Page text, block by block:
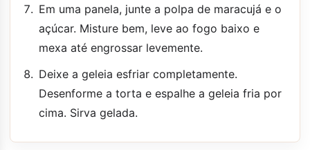
Em uma panela, junte a polpa de maracujá e o
açúcar. Misture bem, leve ao fogo baixo e
mexa até engrossar levemente.
Deixe a geleia esfriar completamente.
Desenforme a torta e espalhe a geleia fria por
cima. Sirva gelada.